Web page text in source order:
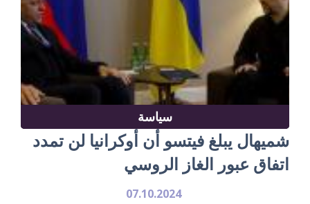
سياسة
شميهال يبلغ فيتسو أن أوكرانيا لن تمدد
اتفاق عبور الغاز الروسي
07.10.2024